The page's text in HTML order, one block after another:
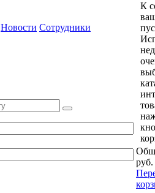
Новости Сотрудники
К
руб.